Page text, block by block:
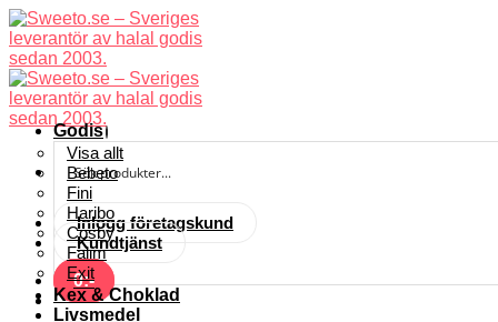
Skip
to
content
Inlogg företagskund
Kundtjänst
0:-
Godis
Visa allt
Bebeto
Fini
Haribo
Cosby
Falim
Exit
Kex & Choklad
Livsmedel